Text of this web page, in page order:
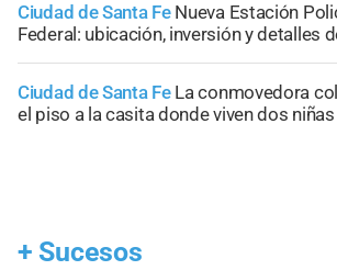
Ciudad de Santa Fe Nueva Estación
Federal: ubicación, inversión y detalles
Ciudad de Santa Fe La conmovedora
el piso a la casita donde viven dos
+ Sucesos